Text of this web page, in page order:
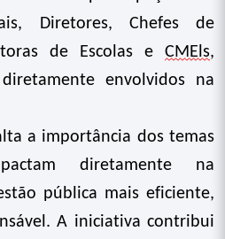
Diretores, Chefes de
de Escolas e CMEls,
envolvidos na
a importância dos temas
diretamente na
pública mais eficiente,
A iniciativa contribui